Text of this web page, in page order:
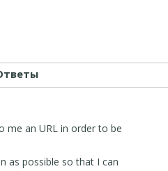
me an URL in order to be
as possible so that I can